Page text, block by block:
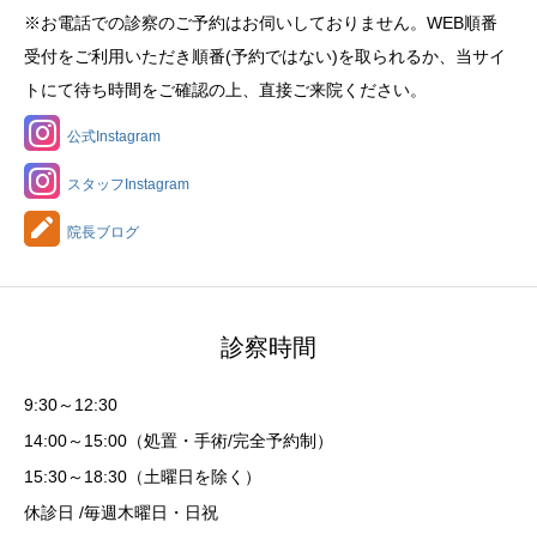
※お電話での診察のご予約はお伺いしておりません。WEB順番
受付をご利用いただき順番(予約ではない)を取られるか、当サイ
トにて待ち時間をご確認の上、直接ご来院ください。
公式Instagram
スタッフInstagram
院長ブログ
診察時間
9:30～12:30
14:00～15:00（処置・手術/完全予約制）
15:30～18:30（土曜日を除く）
休診日 /毎週木曜日・日祝